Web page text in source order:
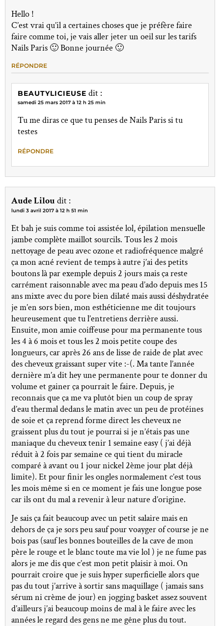
Hello !
C’est vrai qu’il a certaines choses que je préfère faire
faire comme toi, je vais aller jeter un oeil sur les tarifs
Nails Paris 🙂 Bonne journée 🙂
RÉPONDRE
BEAUTYLICIEUSE dit :
samedi 25 mars 2017 à 12 h 25 min
Tu me diras ce que tu penses de Nails Paris si tu
testes
RÉPONDRE
Aude Lilou dit :
lundi 3 avril 2017 à 12 h 51 min
Et bah je suis comme toi assistée lol, épilation mensuelle
jambe complète maillot sourcils. Tous les 2 mois
nettoyage de peau avec ozone et radiofréquence malgré
ça mon acné revient de temps à autre j’ai des petits
boutons là par exemple depuis 2 jours mais ça reste
carrément raisonnable avec ma peau d’ado depuis mes 15
ans mixte avec du pore bien dilaté mais aussi déshydratée
je m’en sors bien, mon esthéticienne me dit toujours
heureusement que tu l’entretiens derrière aussi.
Ensuite, mon amie coiffeuse pour ma permanente tous
les 4 à 6 mois et tous les 2 mois petite coupe des
longueurs, car après 26 ans de lisse de raide de plat avec
des cheveux graissant super vite :-(. Ma tante l’année
dernière m’a dit hey une permanente pour te donner du
volume et gainer ça pourrait le faire. Depuis, je
reconnais que ça me va plutôt bien un coup de spray
d’eau thermal dedans le matin avec un peu de protéines
de soie et ça reprend forme direct les cheveux ne
graissent plus du tout je pourrai si je n’étais pas une
maniaque du cheveux tenir 1 semaine easy ( j’ai déjà
réduit à 2 fois par semaine ce qui tient du miracle
comparé à avant ou 1 jour nickel 2ème jour plat déjà
limite). Et pour finir les ongles normalement c’est tous
les mois même si en ce moment je fais une longue pose
car ils ont du mal a revenir à leur nature d’origine.
Je sais ça fait beaucoup avec un petit salaire mais en
dehors de ça je sors peu sauf pour voayger of course je ne
bois pas (sauf les bonnes bouteilles de la cave de mon
père le rouge et le blanc toute ma vie lol ) je ne fume pas
alors je me dis que c’est mon petit plaisir à moi. On
pourrait croire que je suis hyper superficielle alors que
pas du tout j’arrive à sortir sans maquillage ( jamais sans
sérum ni crème de jour) en jogging basket assez souvent
d’ailleurs j’ai beaucoup moins de mal à le faire avec les
années le regard des gens ne me gêne plus du tout.